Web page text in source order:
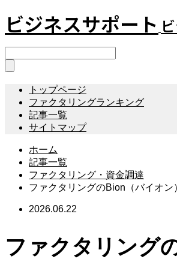
ビジネスサポート
トップページ
ファクタリングランキング
記事一覧
サイトマップ
ホーム
記事一覧
ファクタリング・資金調達
ファクタリングのBion（バイオ
2026.06.22
ファクタリング